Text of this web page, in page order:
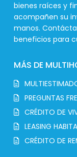
bienes raíces y
acompañen su
manos.
beneficios para
MÁS DE
PREGUNTAS
CRÉDITO DE
LEASING
CRÉDITO DE